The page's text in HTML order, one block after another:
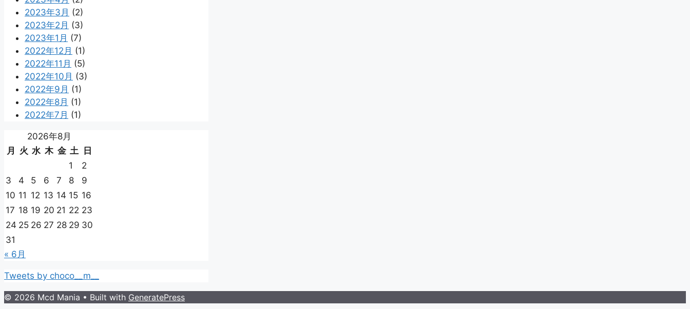
2023年3月 (2)
2023年2月 (3)
2023年1月 (7)
2022年12月 (1)
2022年11月 (5)
2022年10月 (3)
2022年9月 (1)
2022年8月 (1)
2022年7月 (1)
2026年8月
月 火 水 木 金 土 日
1
2
3
4 5 6 7 8
9
10 11 12 13 14 15 16
17 18 19 20 21 22 23
24 25 26 27 28 29 30
31
« 6月
Tweets by choco__m__
© 2026 Mcd Mania • Built with GeneratePress